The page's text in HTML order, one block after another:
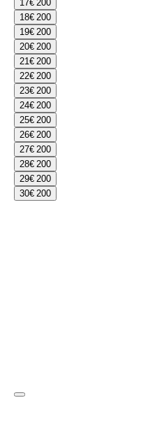
17€ 200
18€ 200
19€ 200
20€ 200
21€ 200
22€ 200
23€ 200
24€ 200
25€ 200
26€ 200
27€ 200
28€ 200
29€ 200
30€ 200